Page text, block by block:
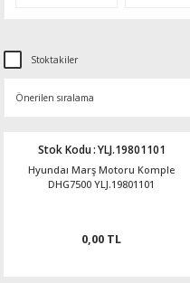
KASNAKLI ALTERNATÖRLER - 1500
Stoktakiler
Stok Kodu:YLJ.19801101
Hyundaı Marş Motoru Komple
DHG7500 YLJ.19801101
0,00 TL